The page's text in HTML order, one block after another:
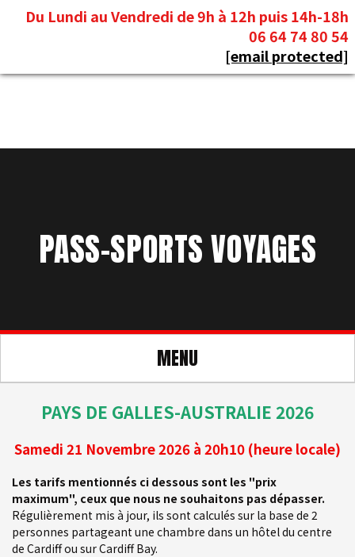
Du Lundi au Vendredi de 9h à 12h puis 14h-18h
06 64 74 80 54
[email protected]
PASS-SPORTS VOYAGES
MENU
PAYS DE GALLES-AUSTRALIE 2026
Samedi 21 Novembre 2026 à 20h10 (heure locale)
Les tarifs mentionnés ci dessous sont les "prix
maximum", ceux que nous ne souhaitons pas dépasser.
Régulièrement mis à jour, ils sont calculés sur la base de 2
personnes partageant une chambre dans un hôtel du centre
de Cardiff ou sur Cardiff Bay.